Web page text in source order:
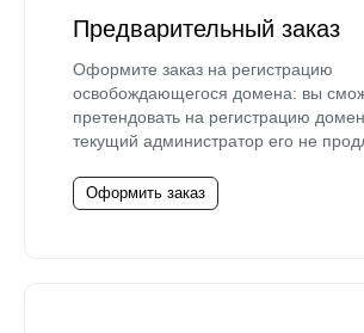
Предварительный заказ
Оформите заказ на регистрацию
освобождающегося домена: вы
претендовать на регистрацию
текущий администратор его не
Оформить заказ